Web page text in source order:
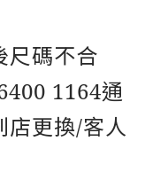
尺碼不合
1164通
店更換/客人